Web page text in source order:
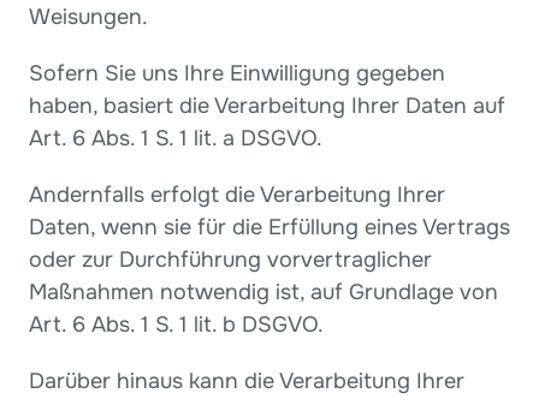
Weisungen.
Sofern Sie uns Ihre Einwilligung gegeben
haben, basiert die Verarbeitung Ihrer Daten auf
Art. 6 Abs. 1 S. 1 lit. a DSGVO.
Andernfalls erfolgt die Verarbeitung Ihrer
Daten, wenn sie für die Erfüllung eines Vertrags
oder zur Durchführung vorvertraglicher
Maßnahmen notwendig ist, auf Grundlage von
Art. 6 Abs. 1 S. 1 lit. b DSGVO.
Darüber hinaus kann die Verarbeitung Ihrer